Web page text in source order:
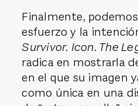
Finalmente,
esfuerzo y la
Survivor. Icon. The
radica en mostrarla
en el que su imagen
como única en una